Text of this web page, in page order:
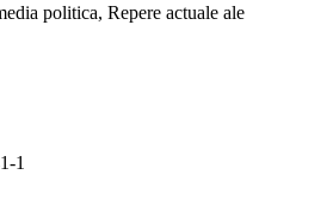
politica, Repere actuale ale
1